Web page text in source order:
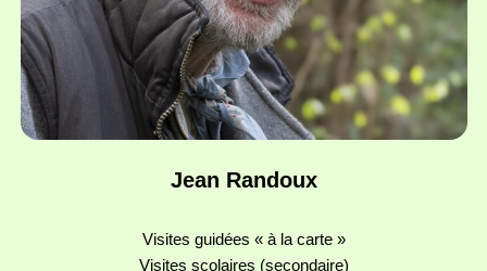
Jean Randoux
Visites guidées « à la carte »
Visites scolaires (secondaire)